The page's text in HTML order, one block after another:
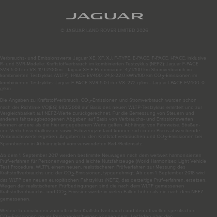
© JAGUAR LAND ROVER LIMITED 2026
Verbrauchs- und Emissionswerte Jaguar XE, XF, XJ, F-TYPE, E-PACE, F-PACE, I-PACE, inklusive
R- und SVR-Modelle: Kraftstoffverbrauch im kombinierten Testzyklus (NEFZ): Jaguar F-PACE
SVR 5.0 Liter V8: 11,9 l/100km - Jaguar XF E-Performance: 4,7 l/100 km Stromverbrauch im
kombinierten Testzyklus (WLTP): I-PACE EV400: 24,8-22,0 kWh/100 km CO 2
kombinierten Testzyklus: Jaguar F-PACE SVR 5.0 Liter V8: 272 g/km - Jaguar I-PACE EV400: 0
g/km
Die Angaben zu Kraftstoffverbrauch, CO 2
-Emissionen und Stromverbrauch wurden schon
nach der Richtlinie VO(EG) 692/2008 auf Basis des neuen WLTP-Testzyklus ermittelt und zur
Vergleichbarkeit auf NEFZ-Werte zurückgerechnet. Für die Bemessung von Steuern und
anderen fahrzeugbezogenen Abgaben auf Basis von Verbrauchs- und Emissionswerten
können andere als die hier angegebenen Werte gelten. Abhängig von Fahrweise, Straßen-
und Verkehrsverhältnissen sowie Fahrzeugzustand können sich in der Praxis abweichende
Verbrauchswerte ergeben. Angaben zu den Kraftstoffverbräuchen und CO 2
Spannbreiten in Abhängigkeit vom verwendeten Rad-/Reifensatz.
Ab dem 1. September 2017 werden bestimmte Neuwagen nach dem weltweit harmonisierten
Prüfverfahren für Personenwagen und leichte Nutzfahrzeuge (World Harmonised Light Vehicle
Test Procedure, WLTP), einem neuen, realistischeren Prüfverfahren zur Messung des
Kraftstoffverbrauchs und der CO 2
-Emissionen, typgenehmigt. Ab dem 1. September 2018 wird
das WLTP den neuen europäischen Fahrzyklus (NEFZ), das derzeitige Prüfverfahren, ersetzen.
Wegen der realistischeren Prüfbedingungen sind die nach dem WLTP gemessenen
Kraftstoffverbrauchs- und CO 2
-Emissionswerte in vielen Fällen höher als die nach dem NEFZ
Weitere Informationen zum offiziellen Kraftstoffverbrauch und den offiziellen spezifischen